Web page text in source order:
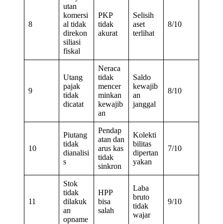
8
utan
komersi
al tidak
direkon
siliasi
fiskal
PKP
tidak
akurat
Selisih
aset
terlihat
8/10
9
Utang
pajak
tidak
dicatat
Neraca
tidak
mencer
minkan
kewajib
an
Saldo
kewajib
an
janggal
8/10
10
Piutang
tidak
dianalisi
s
Pendap
atan dan
arus kas
tidak
sinkron
Kolekti
bilitas
dipertan
yakan
7/10
11
Stok
tidak
dilakuk
an
opname
HPP
bisa
salah
Laba
bruto
tidak
wajar
9/10